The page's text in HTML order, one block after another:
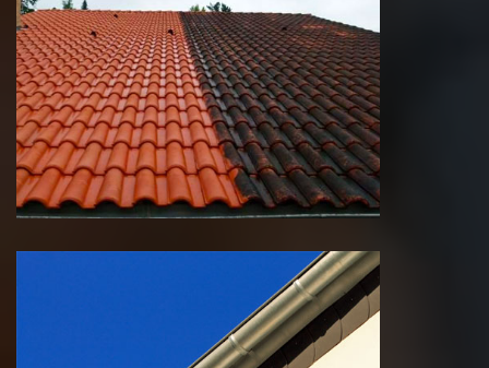
Néttoyage et demoussage
de toiture